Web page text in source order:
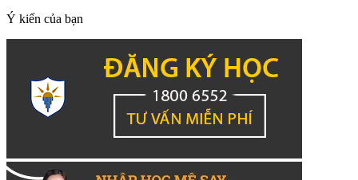
Ý kiến của bạn